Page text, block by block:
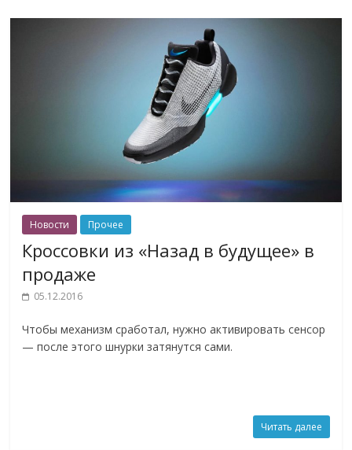
Новости Прочее
Кроссовки из «Назад в будущее» в
продаже
05.12.2016
Чтобы механизм сработал, нужно активировать сенсор
— после этого шнурки затянутся сами.
Читать далее